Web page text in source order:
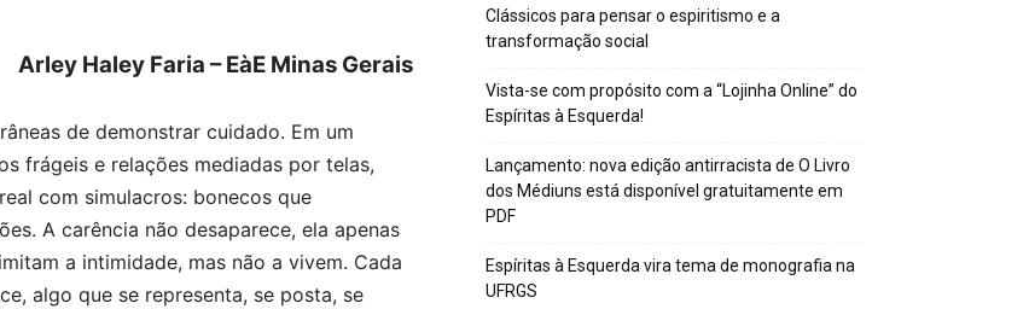
Arley Haley Faria – EàE Minas Gerais
de demonstrar cuidado. Em um
frágeis e relações mediadas por telas,
com simulacros: bonecos que
A carência não desaparece, ela apenas
a intimidade, mas não a vivem. Cada
algo que se representa, se posta, se
Clássicos para pensar o espiritismo e a
transformação social
Vista-se com propósito com a “Lojinha Online” do
Espíritas à Esquerda!
Lançamento: nova edição antirracista de O Livro
dos Médiuns está disponível gratuitamente em
PDF
Espíritas à Esquerda vira tema de monografia na
UFRGS